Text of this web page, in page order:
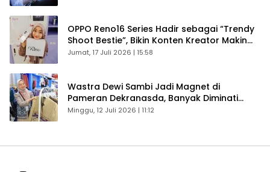
OPPO Reno16 Series Hadir sebagai “Trendy
Shoot Bestie”, Bikin Konten Kreator Makin
Betah
Jumat, 17 Juli 2026 | 15:58
Wastra Dewi Sambi Jadi Magnet di
Pameran Dekranasda, Banyak Diminati
Pengunjung
Minggu, 12 Juli 2026 | 11:12